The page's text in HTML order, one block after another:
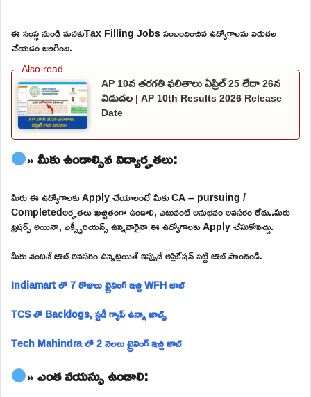
ఈ సంస్థ నుండి మనకుTax Filling Jobs సంబందించిన ఉద్యోగాలను విడుదల
చేయడం జరిగింది.
AP 10వ తరగతి ఫలితాలు ఏప్రిల్ 25 లేదా 26న
విడుదల | AP 10th Results 2026 Release
Date
» మీకు ఉండాల్సిన విద్యార్హతలు:
మీరు ఈ ఉద్యోగాలకు Apply చేయాలంటే మీకు CA – pursuing /
Completedఅర్హతలు ఖచ్చితంగా ఉండాలి, ఎటువంటి అనుభవం అవసరం లేదు..మీరు
ఫ్రెషర్స్ అయినా, ఎక్స్పీరియన్స్ ఉన్నవారైనా ఈ ఉద్యోగాలకు Apply చేసుకోవచ్చు.
మీకు వెంటనే జాబ్ అవసరం ఉన్నట్లయితే ఇప్పుడే అప్లికేషన్ పెట్టి జాబ్ పొందండి.
Indiamart లో 7 రోజులు ట్రైనింగ్ ఇచ్చి WFH జాబ్
TCS లో Backlogs, స్టడీ గ్యాప్ ఉన్నా జాబ్స్
Tech Mahindra లో 2 నెలలు ట్రైనింగ్ ఇచ్చి జాబ్
» ఎంత వయస్సు ఉండాలి: